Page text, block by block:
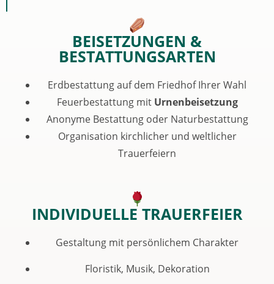
BEISETZUNGEN &
BESTATTUNGSARTEN
Erdbestattung auf dem Friedhof Ihrer Wahl
Feuerbestattung mit Urnenbeisetzung
Anonyme Bestattung oder Naturbestattung
Organisation kirchlicher und weltlicher
Trauerfeiern
INDIVIDUELLE TRAUERFEIER
Gestaltung mit persönlichem Charakter
Floristik, Musik, Dekoration